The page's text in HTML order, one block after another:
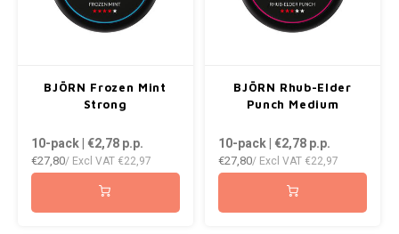
PABLO EXCLUSIVE
PABLO GOLD
BJÖRN Frozen Mint
Strong
10-pack | €2,78p.p.
€27,80/ Excl VAT €22,97
BJÖRN Rhub-Elder
Punch Medium
10-pack | €2,78p.p.
€27,80/ Excl VAT €22,97